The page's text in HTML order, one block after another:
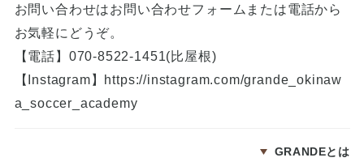
お問い合わせはお問い合わせフォームまたは電話から
お気軽にどうぞ。
【電話】070-8522-1451(比屋根)
【Instagram】 https://instagram.com/grande_okinaw
a_soccer_academy
GRANDEとは